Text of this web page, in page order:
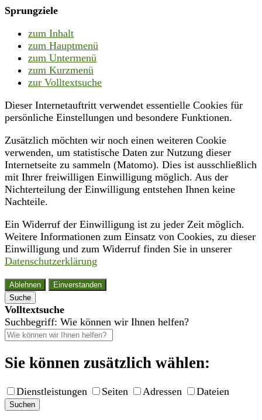
Sprungziele
zum Inhalt
zum Hauptmenü
zum Untermenü
zum Kurzmenü
zur Volltextsuche
Dieser Internetauftritt verwendet essentielle Cookies für
persönliche Einstellungen und besondere Funktionen.
Zusätzlich möchten wir noch einen weiteren Cookie
verwenden, um statistische Daten zur Nutzung dieser
Internetseite zu sammeln (Matomo). Dies ist ausschließlich
mit Ihrer freiwilligen Einwilligung möglich. Aus der
Nichterteilung der Einwilligung entstehen Ihnen keine
Nachteile.
Ein Widerruf der Einwilligung ist zu jeder Zeit möglich.
Weitere Informationen zum Einsatz von Cookies, zu dieser
Einwilligung und zum Widerruf finden Sie in unserer
Datenschutzerklärung
Ablehnen
Einverstanden
Suche
Volltextsuche
Suchbegriff: Wie können wir Ihnen helfen?
Sie können zusätzlich wählen:
Dienstleistungen Seiten Adressen Dateien
Suchen